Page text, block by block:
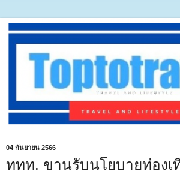
04 กันยายน 2566
ททท. ขานรับนโยบายท่องเที่